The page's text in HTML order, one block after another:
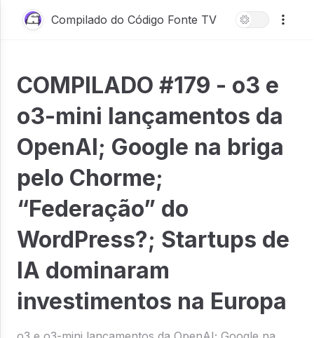
Compilado do Código Fonte TV
COMPILADO #179 - o3 e
o3-mini lançamentos da
OpenAI; Google na briga
pelo Chorme;
“Federação” do
WordPress?; Startups de
IA dominaram
investimentos na Europa